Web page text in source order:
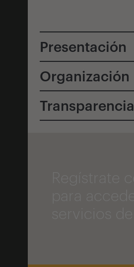
Presentación
Organización
Transparencia